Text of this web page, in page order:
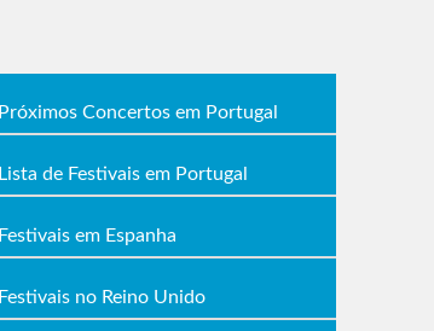
Próximos Concertos em Portugal
Lista de Festivais em Portugal
Festivais em Espanha
Festivais no Reino Unido